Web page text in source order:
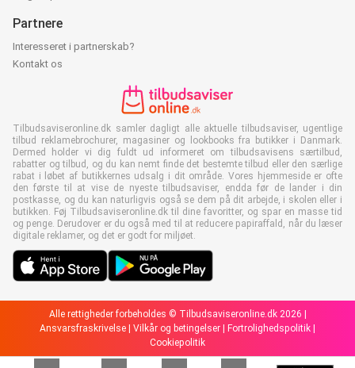
Partnere
Interesseret i partnerskab?
Kontakt os
Tilbudsaviseronline.dk samler dagligt alle aktuelle tilbudsaviser, ugentlige
tilbud reklamebrochurer, magasiner og lookbooks fra butikker i Danmark.
Dermed holder vi dig fuldt ud informeret om tilbudsavisens særtilbud,
rabatter og tilbud, og du kan nemt finde det bestemte tilbud eller den særlige
rabat i løbet af butikkernes udsalg i dit område. Vores hjemmeside er ofte
den første til at vise de nyeste tilbudsaviser, endda før de lander i din
postkasse, og du kan naturligvis også se dem på dit arbejde, i skolen eller i
butikken. Føj Tilbudsaviseronline.dk til dine favoritter, og spar en masse tid
og penge. Derudover er du også med til at reducere papiraffald, når du læser
digitale reklamer, og det er godt for miljøet.
Alle rettigheder forbeholdes © Tilbudsaviseronline.dk 2026 |
Ansvarsfraskrivelse | Vilkår og betingelser | Fortrolighedspolitik |
Cookiepolitik